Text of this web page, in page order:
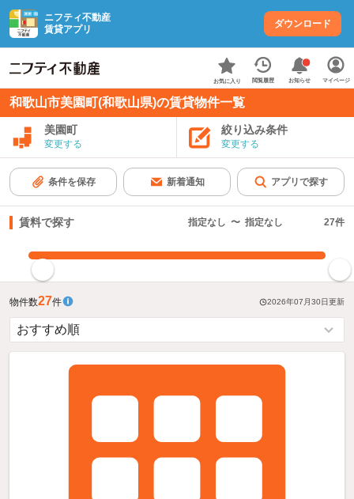
ニフティ不動産
賃貸アプリ
ダウンロード
お気に入り 閲覧履歴 お知らせ マイページ
和歌山市美園町(和歌山県)の賃貸物件一覧
美園町
変更する
絞り込み条件
変更する
条件を保存 新着通知 アプリで探す
賃料で探す 指定なし 〜 指定なし 27件
物件数27件 2026年07月30日更新